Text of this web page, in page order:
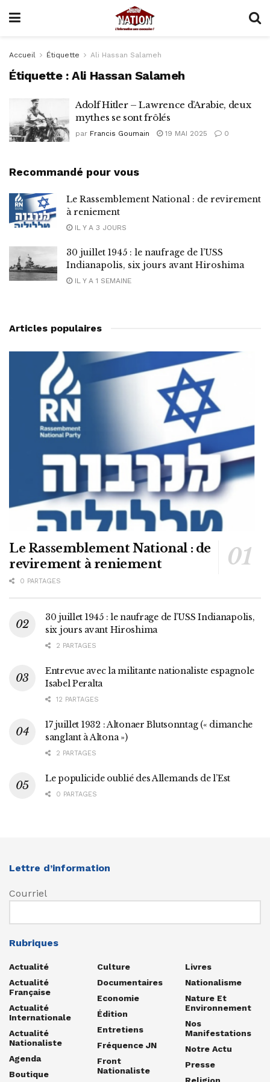
Accueil Étiquette Ali Hassan Salameh
Étiquette :Ali Hassan Salameh
Adolf Hitler – Lawrence d’Arabie, deux
mythes se sont frôlés
par Francis Goumain 19 MAI 2025 0
Recommandé pour vous
Le Rassemblement National : de revirement
à reniement
IL Y A 3 JOURS
30 juillet 1945 : le naufrage de l’USS
Indianapolis, six jours avant Hiroshima
IL Y A 1 SEMAINE
Articles populaires
Le Rassemblement National : de
revirement à reniement
0 PARTAGES
30 juillet 1945 : le naufrage de l’USS Indianapolis,
six jours avant Hiroshima
2 PARTAGES
Entrevue avec la militante nationaliste espagnole
Isabel Peralta
12 PARTAGES
17 juillet 1932 : Altonaer Blutsonntag (« dimanche
sanglant à Altona »)
2 PARTAGES
Le populicide oublié des Allemands de l’Est
0 PARTAGES
Lettre d’information
Courriel
Rubriques
Actualité
Actualité
Française
Actualité
Internationale
Actualité
Nationaliste
Agenda
Boutique
Culture
Documentaires
Economie
Édition
Entretiens
Fréquence JN
Front
Nationaliste
Livres
Nationalisme
Nature Et
Environnement
Nos
Manifestations
Notre Actu
Presse